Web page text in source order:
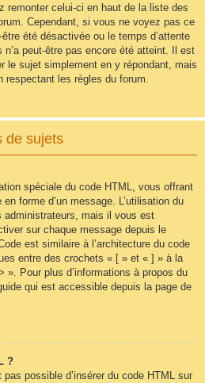
remonter celui-ci en haut de la liste des
Cependant, si vous ne voyez pas ce
été désactivée ou le temps d’attente
peut-être pas encore été atteint. Il est
le sujet simplement en y répondant, mais
les règles du forum.
de sujets
spéciale du code HTML, vous offrant
forme d’un message. L’utilisation du
administrateurs, mais il vous est
sur chaque message depuis le
est similaire à l’architecture du code
entre des crochets « [ » et « ] » à la
Pour plus d’informations à propos du
qui est accessible depuis la page de
?
possible d’insérer du code HTML sur